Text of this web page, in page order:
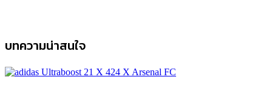
บทความน่าสนใจ